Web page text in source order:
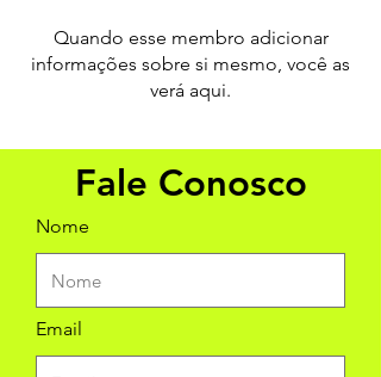
Quando esse membro adicionar
informações sobre si mesmo, você as
verá aqui.
Fale Conosco
Nome
Email